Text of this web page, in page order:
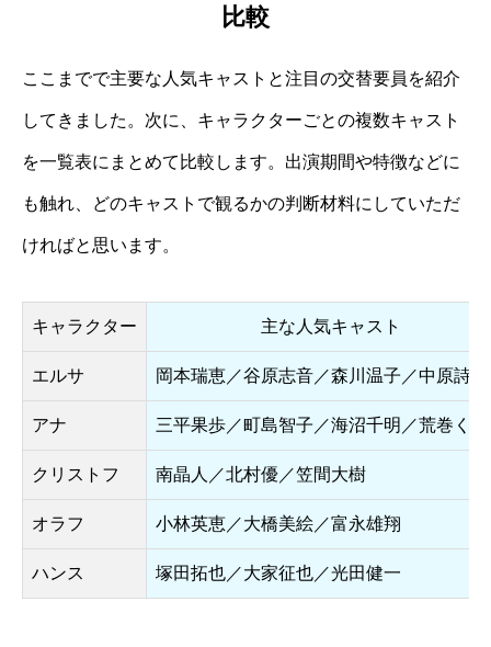
比較
ここまでで主要な人気キャストと注目の交替要員を紹介
してきました。次に、キャラクターごとの複数キャスト
を一覧表にまとめて比較します。出演期間や特徴などに
も触れ、どのキャストで観るかの判断材料にしていただ
ければと思います。
キャラクター 主な人気キャスト
エルサ 岡本瑞恵／谷原志音／森川温子／中原詩乃
アナ 三平果歩／町島智子／海沼千明／荒巻く
クリストフ 南晶人／北村優／笠間大樹
オラフ 小林英恵／大橋美絵／富永雄翔
ハンス 塚田拓也／大家征也／光田健一